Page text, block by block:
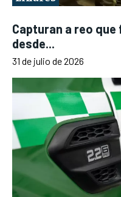
Capturan a reo
desde...
31 de julio de 2026